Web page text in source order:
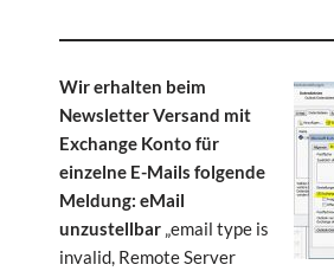
Wir erhalten beim
Newsletter Versand mit
Exchange Konto für
einzelne E-Mails folgende
Meldung: eMail
unzustellbar „email type is
invalid, Remote Server